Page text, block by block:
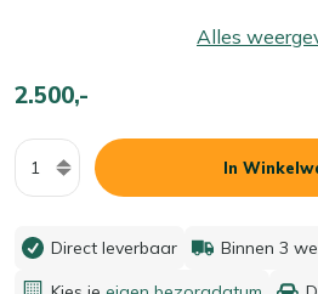
Alles
2.500,-
Aantal
In
Direct leverbaar Binnen 3